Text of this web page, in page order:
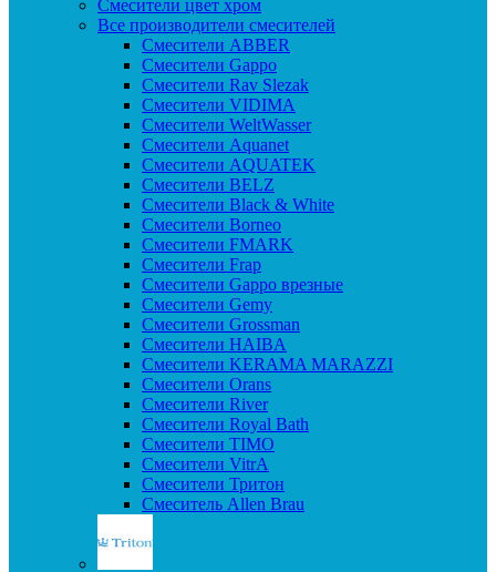
Смесители цвет хром
Все производители смесителей
Cмесители ABBER
Cмесители Gappo
Cмесители Rav Slezak
Cмесители VIDIMA
Cмесители WeltWasser
Смесители Aquanet
Смесители AQUATEK
Смесители BELZ
Смесители Black & White
Смесители Borneo
Смесители FMARK
Смесители Frap
Смесители Gappo врезные
Смесители Gemy
Смесители Grossman
Смесители HAIBA
Смесители KERAMA MARAZZI
Смесители Orans
Смесители River
Смесители Royal Bath
Смесители TIMO
Смесители VitrA
Смесители Тритон
Смеситель Allen Brau